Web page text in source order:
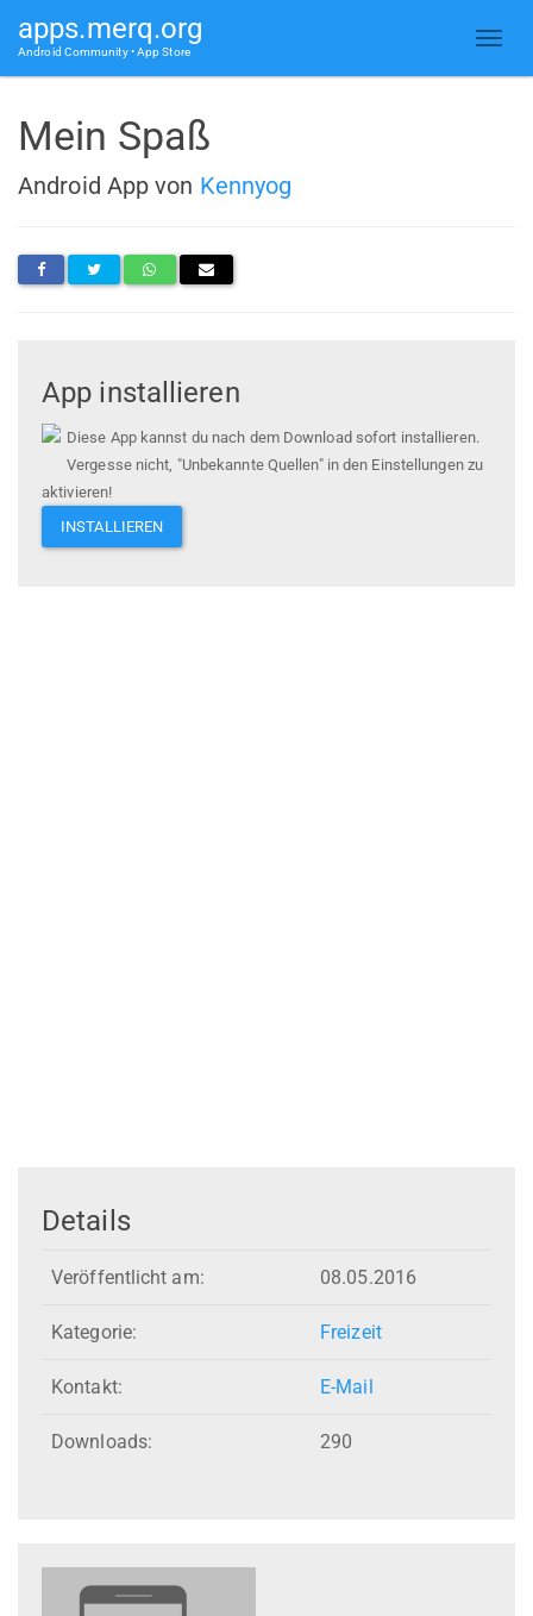
apps.merq.org
Android Community • App Store
Mein Spaß
Android App von Kennyog
App installieren
Diese App kannst du nach dem Download sofort installieren.
Vergesse nicht, "Unbekannte Quellen" in den Einstellungen zu
aktivieren!
INSTALLIEREN
Details
Veröffentlicht am: 08.05.2016
Kategorie: Freizeit
Kontakt: E-Mail
Downloads: 290